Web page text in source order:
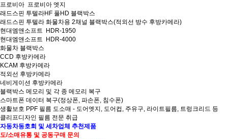
프로비아 프로비아 엣지
래드스핀 투텔라HF 풀HD 블랙박스
래드스핀 투텔라 화물차용 2채널 블랙박스(적외선 방수 후방카메라)
현대엠앤소프트 HDR-1950
현대엠앤소프트 HDR-4000
화물차 블랙박스
CCD 후방카메라
KCAM 후방카메라
적외선 후방카메라
네비게이션 후방카메라
블랙박스 메모리 및 각 종 메모리 복구
스마트폰 데이터 복구(정상폰, 파손폰, 침수폰)
생활보호 PPF 필름 도소매 - 도어엣지, 도어컵, 주유구, 라이트필름, 트렁크리드 등
클리프디자인 필름 전문 취급
자동차동호회 및 세차업체 추천제품
도/소매 유통 및 공동구매 문의